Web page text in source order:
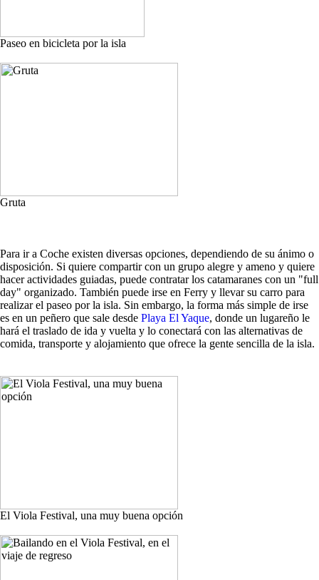
Paseo en bicicleta por la isla
Gruta
Para ir a Coche existen diversas opciones, dependiendo de su ánimo o
disposición. Si quiere compartir con un grupo alegre y ameno y quiere
hacer actividades guiadas, puede contratar los catamaranes con un "full
day" organizado. También puede irse en Ferry y llevar su carro para
realizar el paseo por la isla. Sin embargo, la forma más simple de irse
es en un peñero que sale desde Playa El Yaque, donde un lugareño le
hará el traslado de ida y vuelta y lo conectará con las alternativas de
comida, transporte y alojamiento que ofrece la gente sencilla de la isla.
El Viola Festival, una muy buena opción